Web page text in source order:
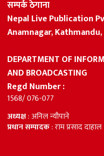
सम्पर्क ठेगाना
Nepal Live Publication
Anamnagar,
DEPARTMENT OF
AND BROADCASTING
Regd Number :
1568/ 076-077
अध्यक्ष: अनिल न्यौपाने
प्रधान सम्पादक: राम प्रसाद दाहाल